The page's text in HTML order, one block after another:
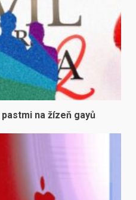
na žízeň gayů